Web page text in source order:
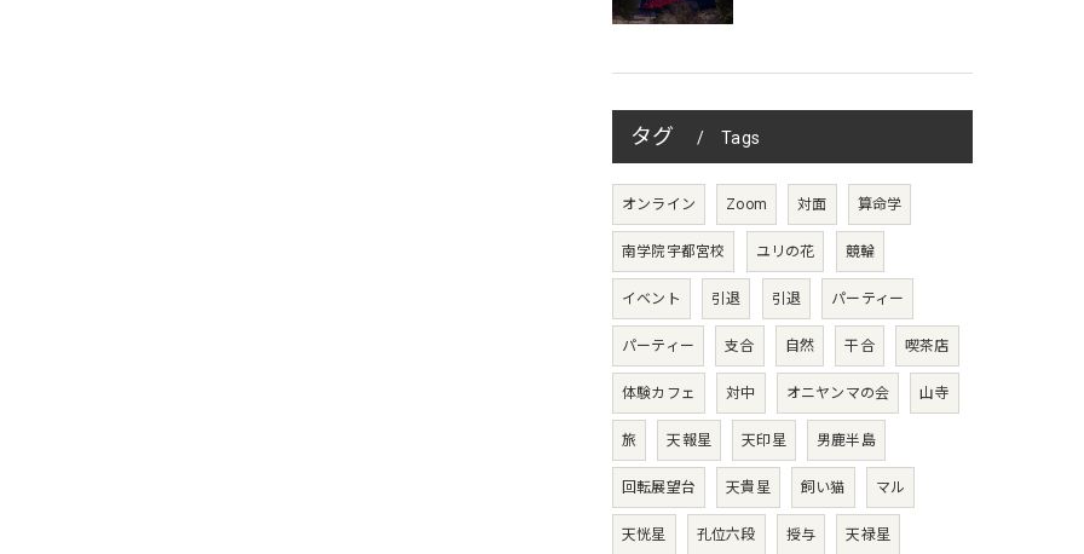
タグ Tags
オンライン Zoom 対面 算命学
南学院宇都宮校 ユリの花 競輪
イベント 引退 引退 パーティー
パーティー 支合 自然 干合 喫茶店
体験カフェ 対中 オニヤンマの会 山寺
旅 天報星 天印星 男鹿半島
回転展望台 天貴星 飼い猫 マル
天恍星 孔位六段 授与 天禄星